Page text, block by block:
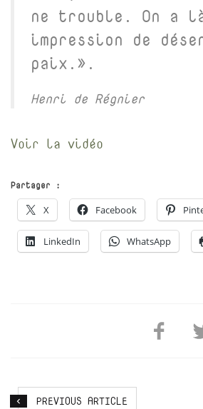
ne trouble. On a
impression de
paix.».
Henri de Régnier
Voir la vidéo
Partager :
X Facebook
LinkedIn WhatsApp
PREVIOUS ARTICLE